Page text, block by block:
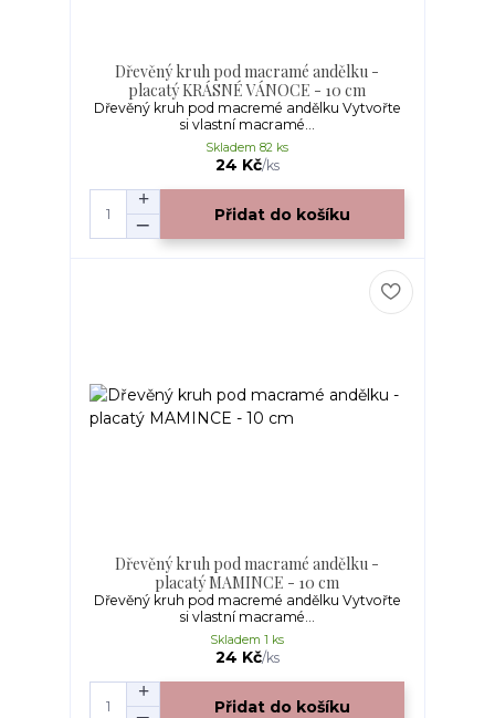
Dřevěný kruh pod macramé andělku -
placatý KRÁSNÉ VÁNOCE - 10 cm
Dřevěný kruh pod macremé andělku Vytvořte
si vlastní macramé...
24 Kč/ks
Skladem 82 ks
Přidat do košíku
Dřevěný kruh pod macramé andělku -
placatý MAMINCE - 10 cm
Dřevěný kruh pod macremé andělku Vytvořte
si vlastní macramé...
24 Kč/ks
Skladem 1 ks
Přidat do košíku